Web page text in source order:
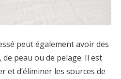
peut également avoir des
peau ou de pelage. Il est
et d’éliminer les sources de